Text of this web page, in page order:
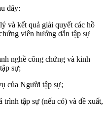
đây:
và kết quả giải quyết các hồ
viên hướng dẫn tập sự
nghề công chứng và kinh
sự;
của Người tập sự;
tập sự (nếu có) và đề xuất,